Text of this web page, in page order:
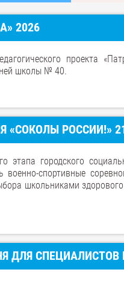
2026
проекта
школы № 40.
РОССИИ!»
этапа городского
спортивные
школьниками
ДЛЯ